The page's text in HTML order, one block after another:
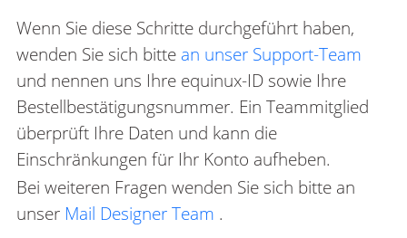
Wenn Sie diese Schritte durchgeführt haben,
wenden Sie sich bitte an unser Support-Team
und nennen uns Ihre equinux-ID sowie Ihre
Bestellbestätigungsnummer. Ein Teammitglied
überprüft Ihre Daten und kann die
Einschränkungen für Ihr Konto aufheben.
Bei weiteren Fragen wenden Sie sich bitte an
unser Mail Designer Team .